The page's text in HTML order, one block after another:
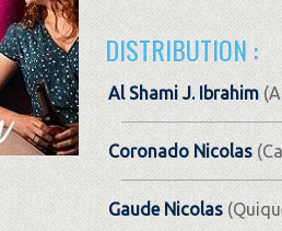
DISTRIBUTION :
Al Shami J. Ibrahim
Coronado Nicolas
Gaude Nicolas